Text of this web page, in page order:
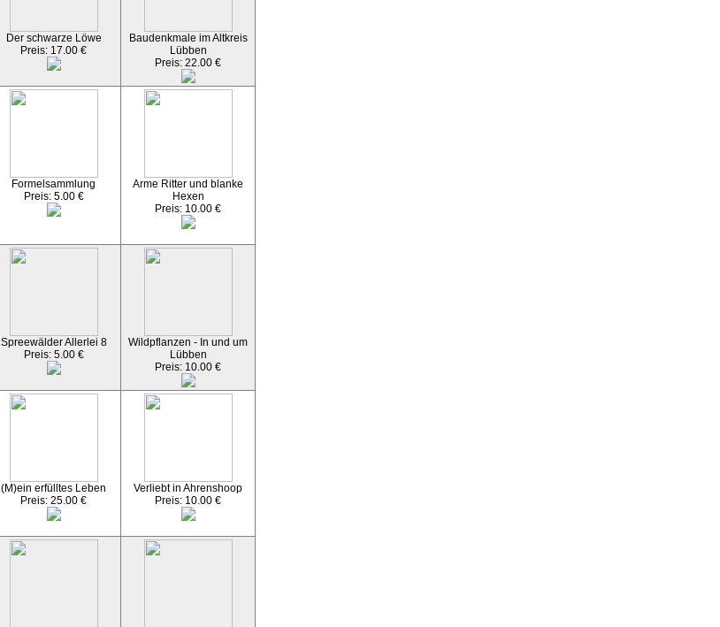
Der schwarze Löwe
Preis: 17.00 €
Baudenkmale im Altkreis
Lübben
Preis: 22.00 €
Formelsammlung
Preis: 5.00 €
Arme Ritter und blanke
Hexen
Preis: 10.00 €
Spreewälder Allerlei 8
Preis: 5.00 €
Wildpflanzen - In und um
Lübben
Preis: 10.00 €
(M)ein erfülltes Leben
Preis: 25.00 €
Verliebt in Ahrenshoop
Preis: 10.00 €